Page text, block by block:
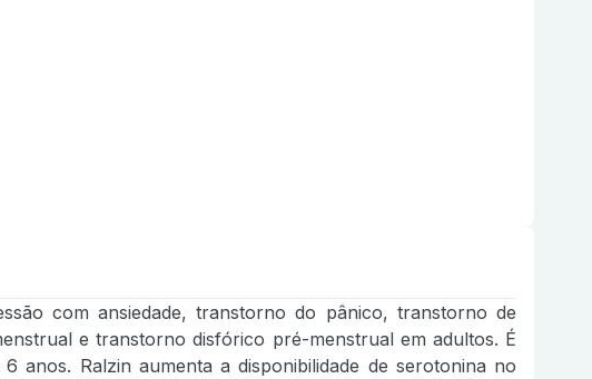
com ansiedade, transtorno do pânico, transtorno de
e transtorno disfórico pré-menstrual em adultos. É
anos. Ralzin aumenta a disponibilidade de serotonina no